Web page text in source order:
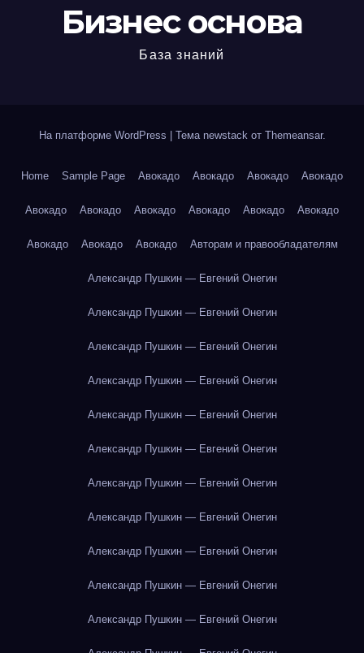
Бизнес основа
База знаний
На платформе WordPress Тема newstack от Themeansar.
Home Sample Page Авокадо Авокадо Авокадо Авокадо
Авокадо Авокадо Авокадо Авокадо Авокадо Авокадо
Авокадо Авокадо Авокадо Авторам и правообладателям
Александр Пушкин — Евгений Онегин
Александр Пушкин — Евгений Онегин
Александр Пушкин — Евгений Онегин
Александр Пушкин — Евгений Онегин
Александр Пушкин — Евгений Онегин
Александр Пушкин — Евгений Онегин
Александр Пушкин — Евгений Онегин
Александр Пушкин — Евгений Онегин
Александр Пушкин — Евгений Онегин
Александр Пушкин — Евгений Онегин
Александр Пушкин — Евгений Онегин